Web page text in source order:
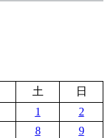
土
日
1
2
8
9